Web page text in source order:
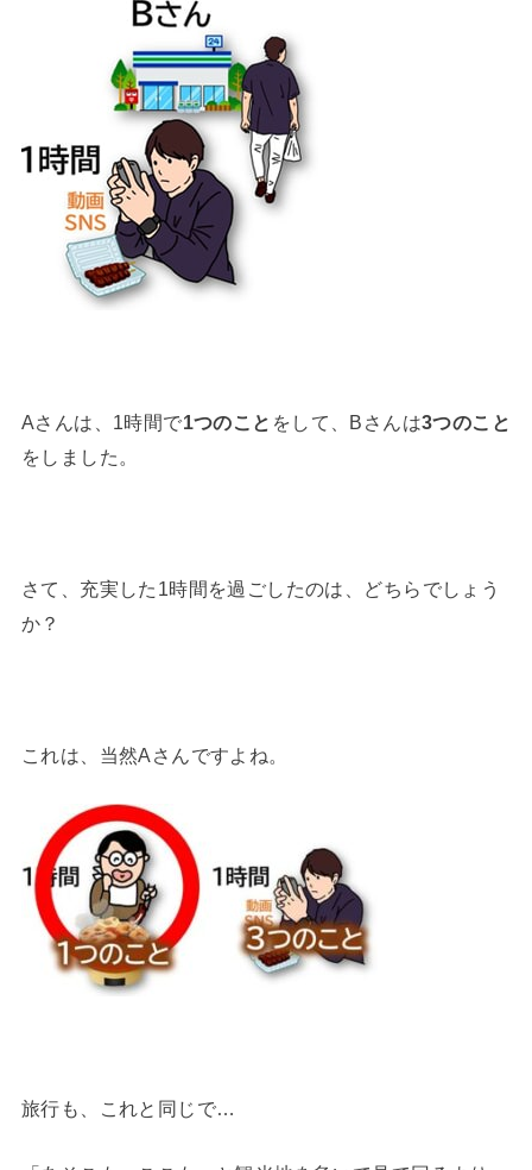
Aさんは、1時間で1つのこと をして、Bさんは3つのこと
をしました。
さて、充実した1時間を過ごしたのは、どちらでしょう
か？
これは、当然Aさんですよね。
旅行も、これと同じで…